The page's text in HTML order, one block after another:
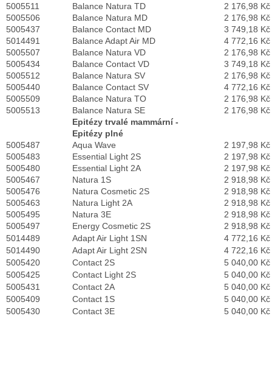
5005511
Balance Natura TD
2 176,98 Kč
5005506
Balance Natura MD
2 176,98 Kč
5005437
Balance Contact MD
3 749,18 Kč
5014491
Balance Adapt Air MD
4 772,16 Kč
5005507
Balance Natura VD
2 176,98 Kč
5005434
Balance Contact VD
3 749,18 Kč
5005512
Balance Natura SV
2 176,98 Kč
5005440
Balance Contact SV
4 772,16 Kč
5005509
Balance Natura TO
2 176,98 Kč
5005513
Balance Natura SE
2 176,98 Kč
Epitézy trvalé mammární -
Epitézy plné
5005487
Aqua Wave
2 197,98 Kč
5005483
Essential Light 2S
2 197,98 Kč
5005480
Essential Light 2A
2 197,98 Kč
5005467
Natura 1S
2 918,98 Kč
5005476
Natura Cosmetic 2S
2 918,98 Kč
5005463
Natura Light 2A
2 918,98 Kč
5005495
Natura 3E
2 918,98 Kč
5005497
Energy Cosmetic 2S
2 918,98 Kč
5014489
Adapt Air Light 1SN
4 772,16 Kč
5014490
Adapt Air Light 2SN
4 722,16 Kč
5005420
Contact 2S
5 040,00 Kč
5005425
Contact Light 2S
5 040,00 Kč
5005431
Contact 2A
5 040,00 Kč
5005409
Contact 1S
5 040,00 Kč
5005430
Contact 3E 5 040,00 Kč